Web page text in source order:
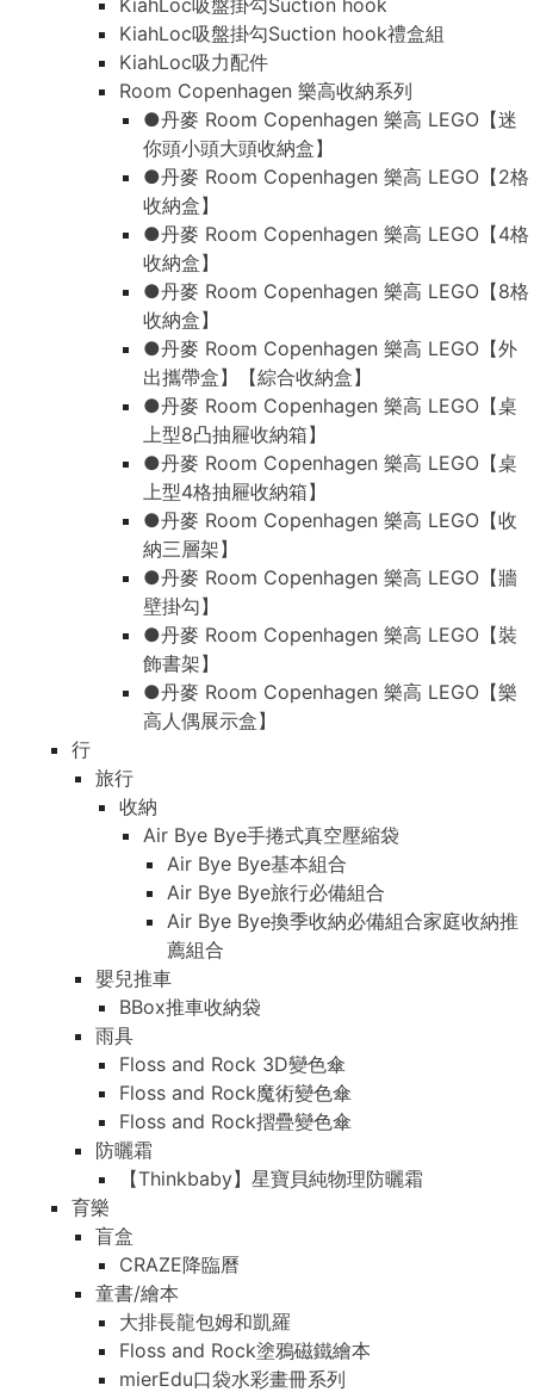
KiahLoc吸盤掛勾Suction hook
KiahLoc吸盤掛勾Suction hook禮盒組
KiahLoc吸力配件
Room Copenhagen 樂高收納系列
●丹麥 Room Copenhagen 樂高 LEGO【迷
你頭小頭大頭收納盒】
●丹麥 Room Copenhagen 樂高 LEGO【2格
收納盒】
●丹麥 Room Copenhagen 樂高 LEGO【4格
收納盒】
●丹麥 Room Copenhagen 樂高 LEGO【8格
收納盒】
●丹麥 Room Copenhagen 樂高 LEGO【外
出攜帶盒】【綜合收納盒】
●丹麥 Room Copenhagen 樂高 LEGO【桌
上型8凸抽屜收納箱】
●丹麥 Room Copenhagen 樂高 LEGO【桌
上型4格抽屜收納箱】
●丹麥 Room Copenhagen 樂高 LEGO【收
納三層架】
●丹麥 Room Copenhagen 樂高 LEGO【牆
壁掛勾】
●丹麥 Room Copenhagen 樂高 LEGO【裝
飾書架】
●丹麥 Room Copenhagen 樂高 LEGO【樂
高人偶展示盒】
行
旅行
收納
Air Bye Bye手捲式真空壓縮袋
Air Bye Bye基本組合
Air Bye Bye旅行必備組合
Air Bye Bye換季收納必備組合家庭收納推
薦組合
嬰兒推車
BBox推車收納袋
雨具
Floss and Rock 3D變色傘
Floss and Rock魔術變色傘
Floss and Rock摺疊變色傘
防曬霜
【Thinkbaby】星寶貝純物理防曬霜
育樂
盲盒
CRAZE降臨曆
童書/繪本
大排長龍包姆和凱羅
Floss and Rock塗鴉磁鐵繪本
mierEdu口袋水彩畫冊系列